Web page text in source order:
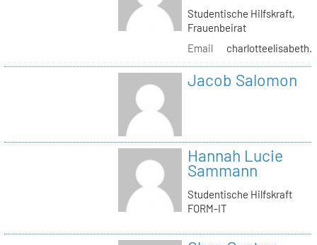
Studentische Hilfskraft,
Frauenbeirat
Email
Jacob Salomon
Hannah Lucie
Sammann
Studentische Hilfskraft
FORM-IT